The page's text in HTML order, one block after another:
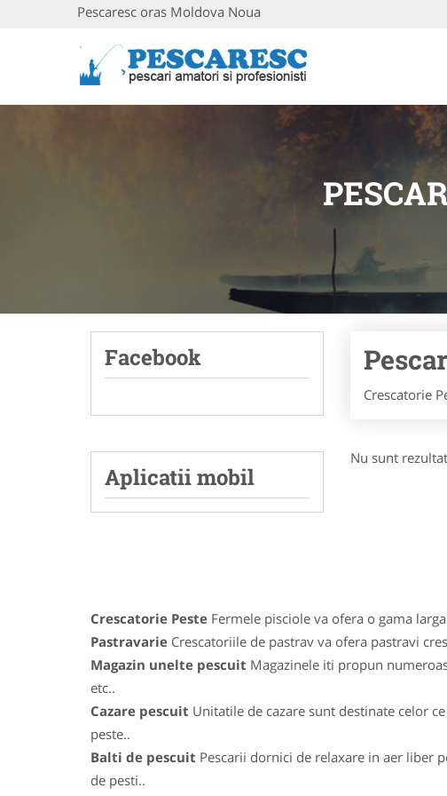
Pescaresc oras Moldova Noua
Facebook
Aplicatii mobil
Crescatorie
Nu sunt
Crescatorie Peste Fermele pisciole va ofera o gama
Pastravarie Crescatoriile de pastrav va ofera pastravi
Magazin unelte pescuit Magazinele iti propun
etc..
Cazare pescuit Unitatile de cazare sunt destinate celor
peste..
Balti de pescuit Pescarii dornici de relaxare in aer liber
de pesti..